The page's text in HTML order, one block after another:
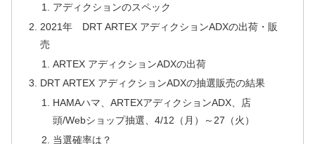
アディクションのスペック
2021年 DRT ARTEX アディクションADXの出荷・販
売
ARTEX アディクションADXの出荷
DRT ARTEX アディクションADXの抽選販売の結果
HAMAハマ、ARTEXアディクションADX、店
頭/Webショップ抽選、4/12（月）～27（火）
当選確率は？